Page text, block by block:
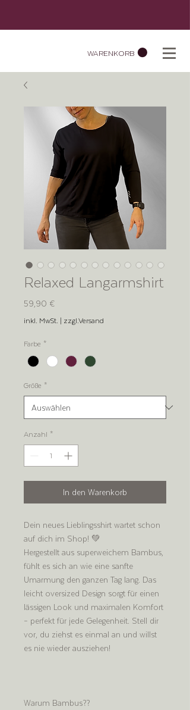
WARENKORB
Relaxed Langarmshirt
59,90 €
inkl. MwSt. | zzgl.Versand
Farbe *
Größe *
Anzahl *
In den Warenkorb
Dein neues Lieblingsshirt wartet schon
auf dich im Shop! 💚
Hergestellt aus superweichem Bambus,
fühlt es sich an wie eine sanfte
Umarmung den ganzen Tag lang. Das
leicht oversized Design sorgt für einen
lässigen Look und maximalen Komfort
– perfekt für jede Gelegenheit. Stell dir
vor, du ziehst es einmal an und willst
es nie wieder ausziehen!
Warum Bambus??